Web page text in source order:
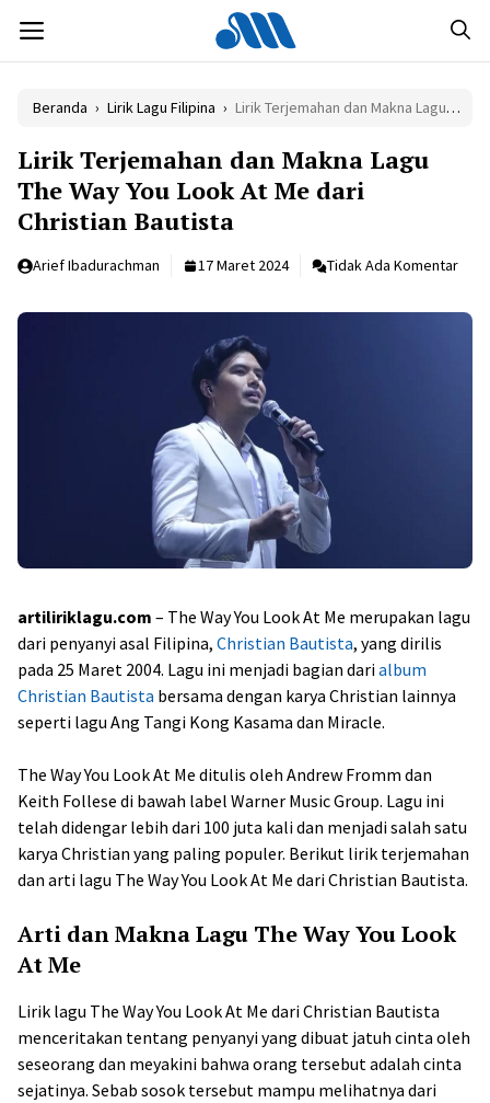
isi
MENU
Beranda › Lirik Lagu Filipina › Lirik Terjemahan dan Makna Lagu The Way You Look At Me dari Christian Bautista
Lirik Terjemahan dan Makna Lagu
The Way You Look At Me dari
Christian Bautista
Arief Ibadurachman 17 Maret 2024 Tidak Ada Komentar
artiliriklagu.com – The Way You Look At Me merupakan lagu
dari penyanyi asal Filipina, Christian Bautista, yang dirilis
pada 25 Maret 2004. Lagu ini menjadi bagian darialbum
Christian Bautista bersama dengan karya Christian lainnya
seperti lagu Ang Tangi Kong Kasama dan Miracle.
The Way You Look At Me ditulis oleh Andrew Fromm dan
Keith Follese di bawah label Warner Music Group. Lagu ini
telah didengar lebih dari 100 juta kali dan menjadi salah satu
karya Christian yang paling populer. Berikut lirik terjemahan
dan arti lagu The Way You Look At Me dari Christian Bautista.
Arti dan Makna Lagu The Way You Look
At Me
Lirik lagu The Way You Look At Me dari Christian Bautista
menceritakan tentang penyanyi yang dibuat jatuh cinta oleh
seseorang dan meyakini bahwa orang tersebut adalah cinta
sejatinya. Sebab sosok tersebut mampu melihatnya dari